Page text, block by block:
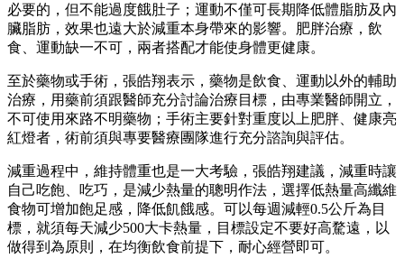
必要的，但不能過度餓肚子；運動不僅可長期降低體脂肪及內
臟脂肪，效果也遠大於減重本身帶來的影響。肥胖治療，飲
食、運動缺一不可，兩者搭配才能使身體更健康。
至於藥物或手術，張皓翔表示，藥物是飲食、運動以外的輔助
治療，用藥前須跟醫師充分討論治療目標，由專業醫師開立，
不可使用來路不明藥物；手術主要針對重度以上肥胖、健康亮
紅燈者，術前須與專要醫療團隊進行充分諮詢與評估。
減重過程中，維持體重也是一大考驗，張皓翔建議，減重時讓
自己吃飽、吃巧，是減少熱量的聰明作法，選擇低熱量高纖維
食物可增加飽足感，降低飢餓感。可以每週減輕0.5公斤為目
標，就須每天減少500大卡熱量，目標設定不要好高騖遠，以
做得到為原則，在均衡飲食前提下，耐心經營即可。